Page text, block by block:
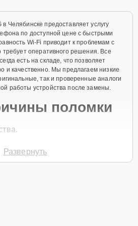
Челябинске предоставляет услугу
по доступной цене с быстрыми
Wi-Fi приводит к проблемам с
требует оперативного решения. Все
есть на складе, что позволяет
и качественно. Мы предлагаем низкие
так и проверенные аналоги
работы устройства после замены.
поломки
Развернуть